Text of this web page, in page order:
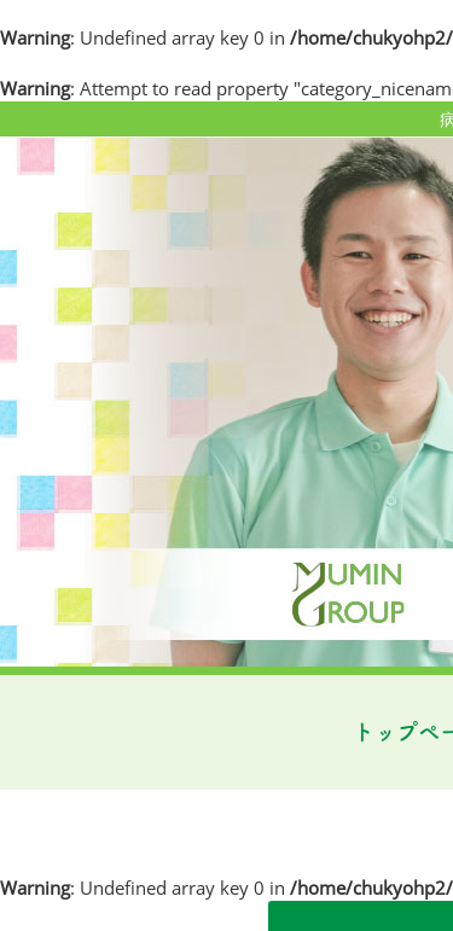
Warning: Undefined array key 0 in /home/
Warning: Attempt to read property
トップペ
Warning: Undefined array key 0 in /home/